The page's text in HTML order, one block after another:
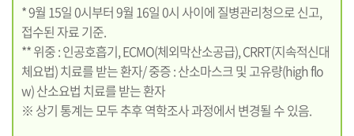
* 9월 15일 0시부터 9월 16일 0시 사이에 질병관리청으로 신고,
접수된 자료 기준.
** 위중 : 인공호흡기, ECMO(체외막산소공급), CRRT(지속적신대
체요법) 치료를 받는 환자/ 중증 : 산소마스크 및 고유량(high flo
w) 산소요법 치료를 받는 환자
※ 상기 통계는 모두 추후 역학조사 과정에서 변경될 수 있음.